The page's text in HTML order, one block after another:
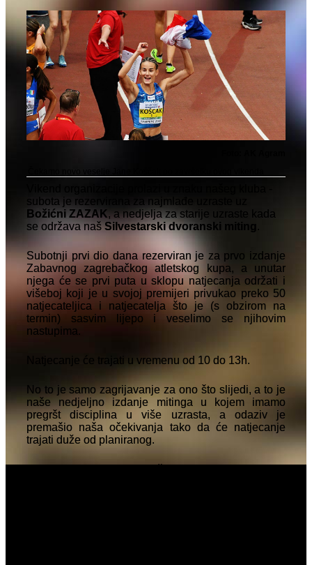
subota je rezervirana za najmlađe uzraste uz
Božićni ZAZAK, a nedjelja za starije uzraste kada
se održava našSilvestarski dvoranski miting .
Subotnji prvi dio dana rezerviran je za prvo izdanje
Zabavnog zagrebačkog atletskog kupa, a unutar
njega će se prvi puta u sklopu natjecanja održati i
višeboj koji je u svojoj premijeri privukao preko 50
natjecateljica i natjecatelja što je (s obzirom na
termin) sasvim lijepo i veselimo se njihovim
nastupima.
Natjecanje će trajati u vremenu od 10 do 13h.
No to je samo zagrijavanje za ono što slijedi, a to je
naše nedjeljno izdanje mitinga u kojem imamo
pregršt disciplina u više uzrasta, a odaziv je
premašio naša očekivanja tako da će natjecanje
trajati duže od planiranog.